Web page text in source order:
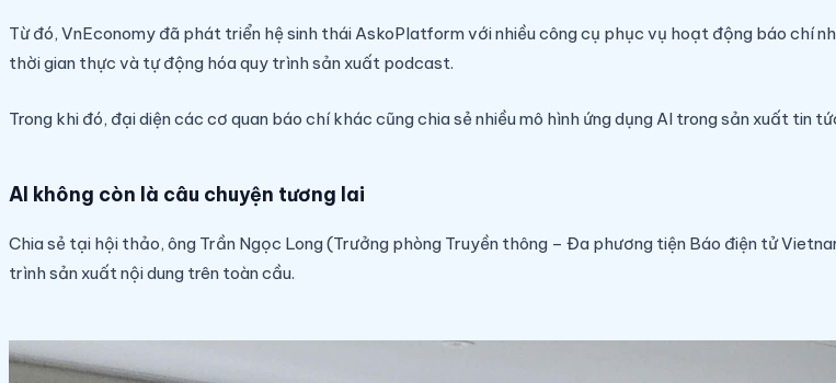
Từ đó, VnEconomy đã phát triển hệ sinh thái AskoPlatform với nhiều công cụ phục vụ hoạt động báo
thời gian thực và tự động hóa quy trình sản xuất podcast.
Trong khi đó, đại diện các cơ quan báo chí khác cũng chia sẻ nhiều mô hình ứng dụng AI trong sản xuất
AI không còn là câu chuyện tương lai
Chia sẻ tại hội thảo, ông Trần Ngọc Long (Trưởng phòng Truyền thông – Đa phương tiện Báo điện tử
trình sản xuất nội dung trên toàn cầu.